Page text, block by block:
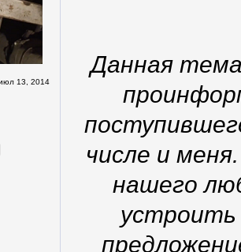
13, 2014
Данная
числе и
нашего
устроить